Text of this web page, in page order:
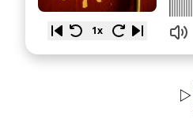
1x